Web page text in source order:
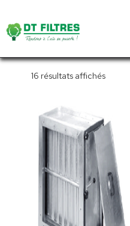
Posté5 octobre 2020
16 résultats affichés